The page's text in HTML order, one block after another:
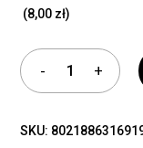
(8,00 zł)
SKU: